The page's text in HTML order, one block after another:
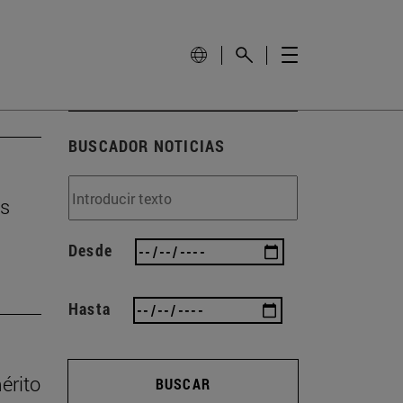
BUSCADOR NOTICIAS
Desde
Hasta
BUSCAR